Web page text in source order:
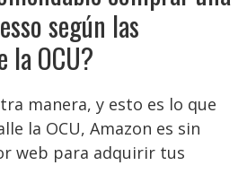
según las
la OCU?
manera, y esto es lo que
la OCU, Amazon es sin
web para adquirir tus